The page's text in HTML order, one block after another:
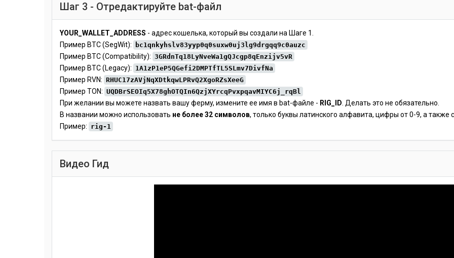
Шаг 3 - Отредактируйте bat-файл
YOUR_WALLET_ADDRESS - адрес кошелька, который вы создали на Шаге 1.
Пример BTC (SegWit):
bc1qnkyhslv83yyp0q0suxw0uj3lg9drgqq9c0auzc
Пример BTC (Compatibility): 3GRdnTq18LyNveWa1gQJcgp8qEnzijv5vR
Пример BTC (Legacy): 1A1zP1eP5QGefi2DMPTfTL5SLmv7DivfNa
Пример RVN: RHUC17zAVjNqXDtkqwLPRvQ2XgoRZsXeeG
Пример TON: UQDBrSEOIq5X78ghOTQIn6QzjXYrcqPvxpqavMIYC6j_rqBl
При желании вы можете назвать вашу ферму, измените ее имя в bat-файле - RIG_ID . Делать это не обязательно.
В названии можно использовать не более 32 символов, только буквы латинского алфавита, цифры от 0-9, а также
Пример: rig-1
Видео Гид